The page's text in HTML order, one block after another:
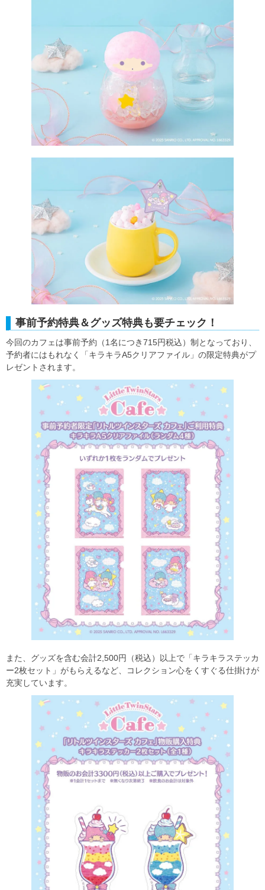
事前予約特典＆グッズ特典も要チェック！
今回のカフェは事前予約（1名につき715円税込）制となっており、
予約者にはもれなく「キラキラA5クリアファイル」の限定特典がプ
レゼントされます。
また、グッズを含む会計2,500円（税込）以上で「キラキラステッカ
ー2枚セット」がもらえるなど、コレクション心をくすぐる仕掛けが
充実しています。